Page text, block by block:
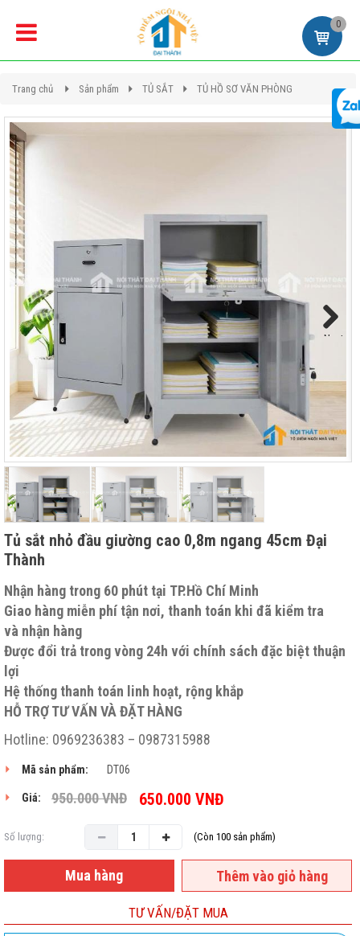
0
Trang chủ Sản phẩm TỦ SẮT TỦ HỒ SƠ VĂN PHÒNG
Next
Tủ sắt nhỏ đầu giường cao 0,8m ngang 45cm Đại
Thành
Nhận hàng trong 60 phút tại TP.Hồ Chí Minh
Giao hàng miễn phí tận nơi, thanh toán khi đã kiểm tra
và nhận hàng
Được đổi trả trong vòng 24h với chính sách đặc biệt thuận
lợi
Hệ thống thanh toán linh hoạt, rộng khắp
HỖ TRỢ TƯ VẤN VÀ ĐẶT HÀNG
Hotline: 0969236383 – 0987315988
Mã sản phẩm: DT06
Giá: 950.000VNĐ 650.000 VNĐ
Số lượng: (Còn 100 sản phẩm)
Mua hàng Thêm vào giỏ hàng
TƯ VẤN/ĐẶT MUA